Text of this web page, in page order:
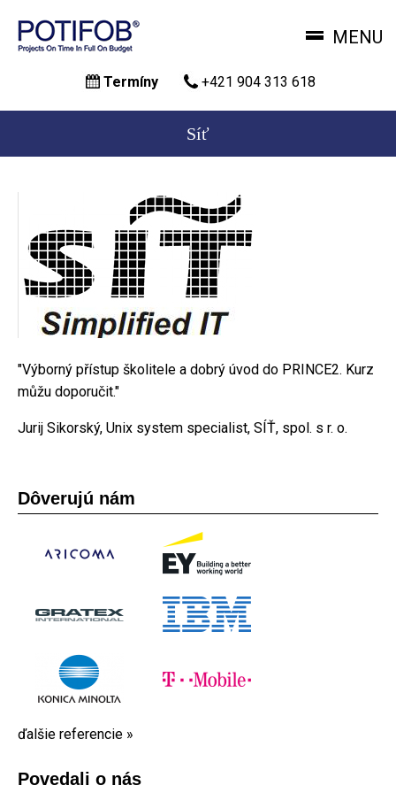
hlavný
MENU
Termíny +421 904 313 618
Síť
"Výborný přístup školitele a dobrý úvod do PRINCE2. Kurz
můžu doporučit."
Jurij Sikorský, Unix system specialist, SÍŤ, spol. s r. o.
Dôverujú nám
ďalšie referencie »
Povedali o nás